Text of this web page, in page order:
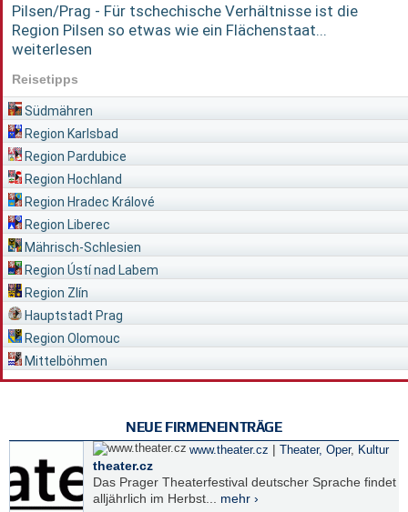
Pilsen/Prag - Für tschechische Verhältnisse ist die
Region Pilsen so etwas wie ein Flächenstaat...
weiterlesen
Reisetipps
Südmähren
Region Karlsbad
Region Pardubice
Region Hochland
Region Hradec Králové
Region Liberec
Mährisch-Schlesien
Region Ústí nad Labem
Region Zlín
Hauptstadt Prag
Region Olomouc
Mittelböhmen
NEUE FIRMENEINTRÄGE
www.theater.cz | Theater, Oper, Kultur
theater.cz
Das Prager Theaterfestival deutscher Sprache findet
alljährlich im Herbst... mehr ›